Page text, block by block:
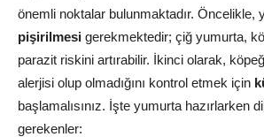
önemli noktalar bulunmaktadır. Öncelikle,
pişirilmesi gerekmektedir; çiğ yumurta,
parazit riskini artırabilir. İkinci olarak,
alerjisi olup olmadığını kontrol etmek için
başlamalısınız. İşte yumurta hazırlarken
gerekenler: